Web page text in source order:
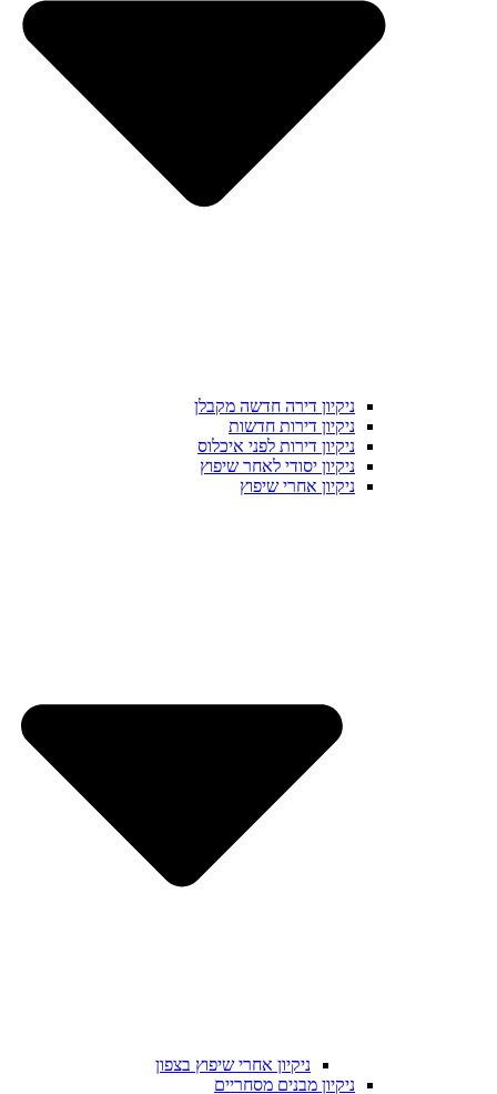
ניקיון דירה חדשה מקבלן
ניקיון דירות חדשות
ניקיון דירות לפני איכלוס
ניקיון יסודי לאחר שיפוץ
ניקיון אחרי שיפוץ
ניקיון אחרי שיפוץ בצפון
ניקיון מבנים מסחריים